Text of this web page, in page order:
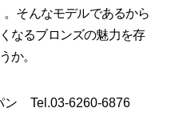
そんなモデルであるから
なるブロンズの魅力を存
か。
ン Tel.03-6260-6876